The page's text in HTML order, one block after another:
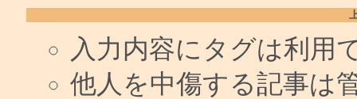
入力内容にタグは利用
他人を中傷する記事は